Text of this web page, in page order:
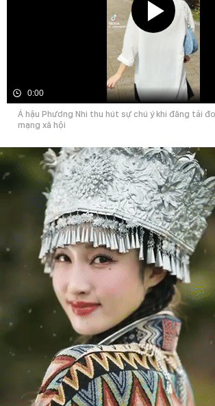
0:00
Á hậu Phương Nhi thu hút sự chú ý khi đăng tải
mạng xã hội